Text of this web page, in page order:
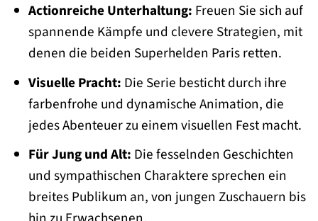
Actionreiche Unterhaltung: Freuen Sie sich auf
spannende Kämpfe und clevere Strategien, mit
denen die beiden Superhelden Paris retten.
Visuelle Pracht: Die Serie besticht durch ihre
farbenfrohe und dynamische Animation, die
jedes Abenteuer zu einem visuellen Fest macht.
Für Jung und Alt: Die fesselnden Geschichten
und sympathischen Charaktere sprechen ein
breites Publikum an, von jungen Zuschauern bis